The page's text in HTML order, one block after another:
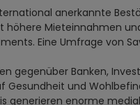
anerkannte
Mieteinnahmen
Eine Umfrage von
gegenüber Banken,
Gesundheit und
generieren enorme